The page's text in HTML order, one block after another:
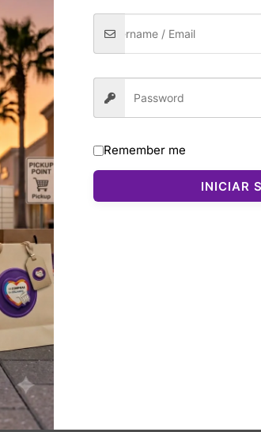
una franela clásica, ligera y perfecta
con cualquier outfit casual. Está
aire libre o días de verano.
minimalista, cómodo y con un
blanca de calidad con el sello
Remember me
INICIAR